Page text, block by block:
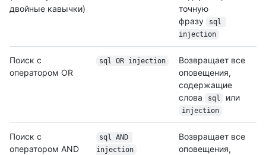
двойные кавычки)
точную
фразу
sql
injection
Поиск с
оператором OR
sql OR injection
Возвращает все
оповещения,
содержащие
слова
sql или
injection
Поиск с
оператором AND
sql AND
injection
Возвращает все
оповещения,